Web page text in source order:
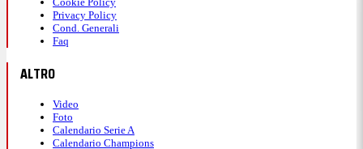
Privacy Policy
Cond. Generali
Faq
ALTRO
Video
Foto
Calendario Serie A
Calendario Champions